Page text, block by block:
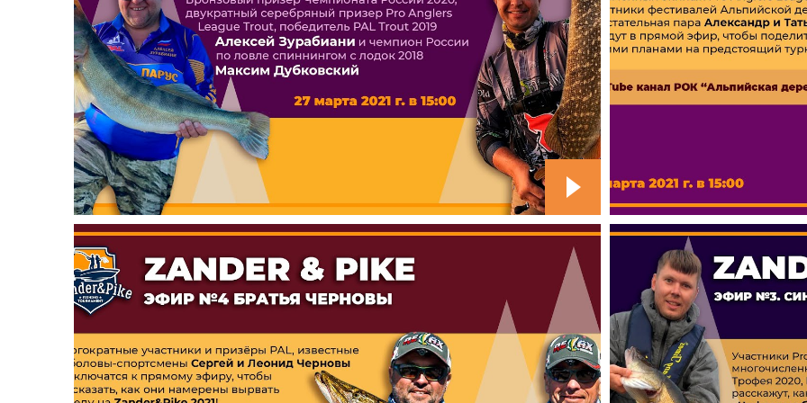
Отчеты и
спортсменами
Рекорды
Партнеры
Фото и
iOS
Логотипы
Контакты
Турнир